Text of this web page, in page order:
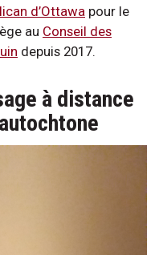
d’Ottawa pour le
au Conseil des
depuis 2017.
à distance